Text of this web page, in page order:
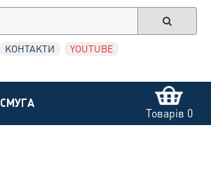
КОНТАКТИ YOUTUBE
СМУГА
Товарів 0